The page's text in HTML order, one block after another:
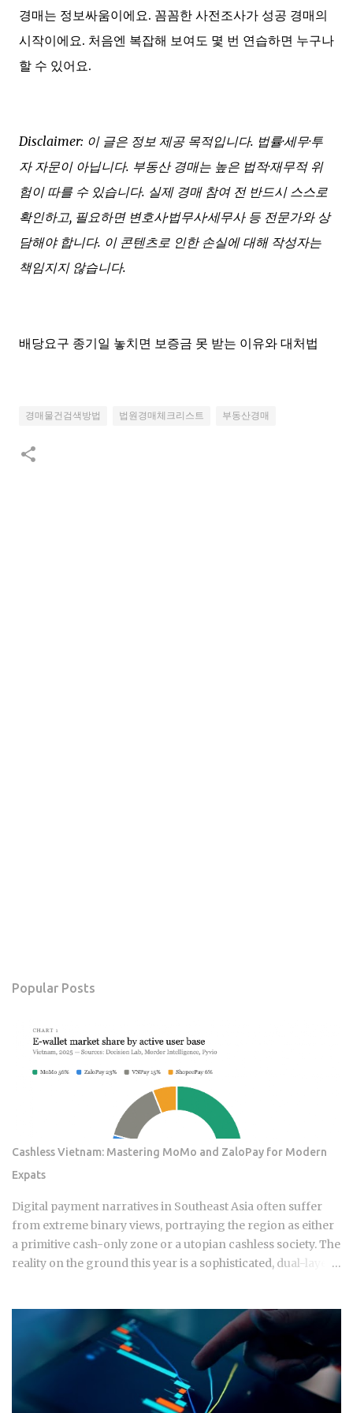
경매는 정보싸움이에요. 꼼꼼한 사전조사가 성공 경매의
시작이에요. 처음엔 복잡해 보여도 몇 번 연습하면 누구나
할 수 있어요.
Disclaimer: 이 글은 정보 제공 목적입니다. 법률·세무·투
자 자문이 아닙니다. 부동산 경매는 높은 법적·재무적 위
험이 따를 수 있습니다. 실제 경매 참여 전 반드시 스스로
확인하고, 필요하면 변호사·법무사·세무사 등 전문가와 상
담해야 합니다. 이 콘텐츠로 인한 손실에 대해 작성자는
책임지지 않습니다.
배당요구 종기일 놓치면 보증금 못 받는 이유와 대처법
경매물건검색방법 법원경매체크리스트 부동산경매
Popular Posts
Cashless Vietnam: Mastering MoMo and ZaloPay for Modern
Expats
Digital payment narratives in Southeast Asia often suffer
from extreme binary views, portraying the region as either
a primitive cash-only zone or a utopian cashless society. The
reality on the ground this year is a sophisticated, dual-layer
expat or digital analyst, success is found by understanding
that e-wallets like MoMo and ZaloPay are not mere
replacements for physical currency but are specialized
software layers designed for specific urban behaviors. This
guide provides the institutional-grade insight required to